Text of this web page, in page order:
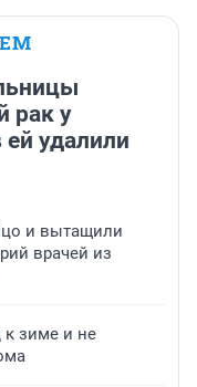
рак у
удалили
и вытащили
врачей из
к зиме и не